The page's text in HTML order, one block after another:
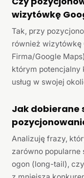
wizytówkę
Tak, przy
również wizytówkę
Firma/Google
którym potencjalny
usług w swojej
Jak dobierane
Analizuję frazy,
zarówno popularne
ogon (long-tail),